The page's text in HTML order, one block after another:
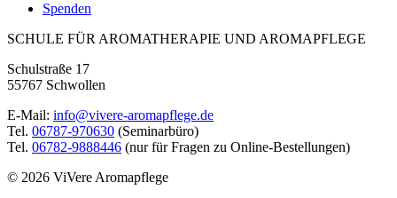
Spenden
SCHULE FÜR AROMATHERAPIE UND AROMAPFLEGE
Schulstraße 17
55767 Schwollen
E-Mail: info@vivere-aromapflege.de
Tel. 06787-970630 (Seminarbüro)
Tel. 06782-9888446 (nur für Fragen zu Online-Bestellungen)
© 2026 ViVere Aromapflege